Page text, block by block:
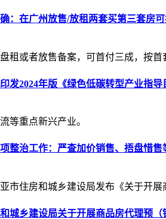
：在广州放售/放租两套买第三套房
租或者放售备案，可首付三成，按首
发2024年版《绿色低碳转型产业指导
等重点新兴产业。
整治工作：严查加价销售、捂盘惜售
市住房和城乡建设局发布《关于开
城乡建设局关于开展商品房代理预